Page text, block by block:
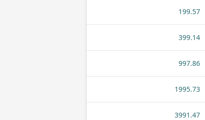
199.57
399.14
997.86
1995.73
3991.47